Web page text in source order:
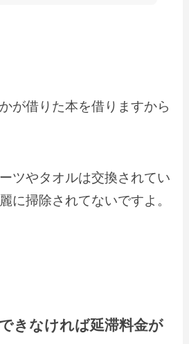
が借りた本を借りますから
ツやタオルは交換されてい
に掃除されてないですよ。
きなければ延滞料金が